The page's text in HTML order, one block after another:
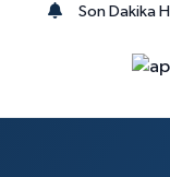
Son Dakika